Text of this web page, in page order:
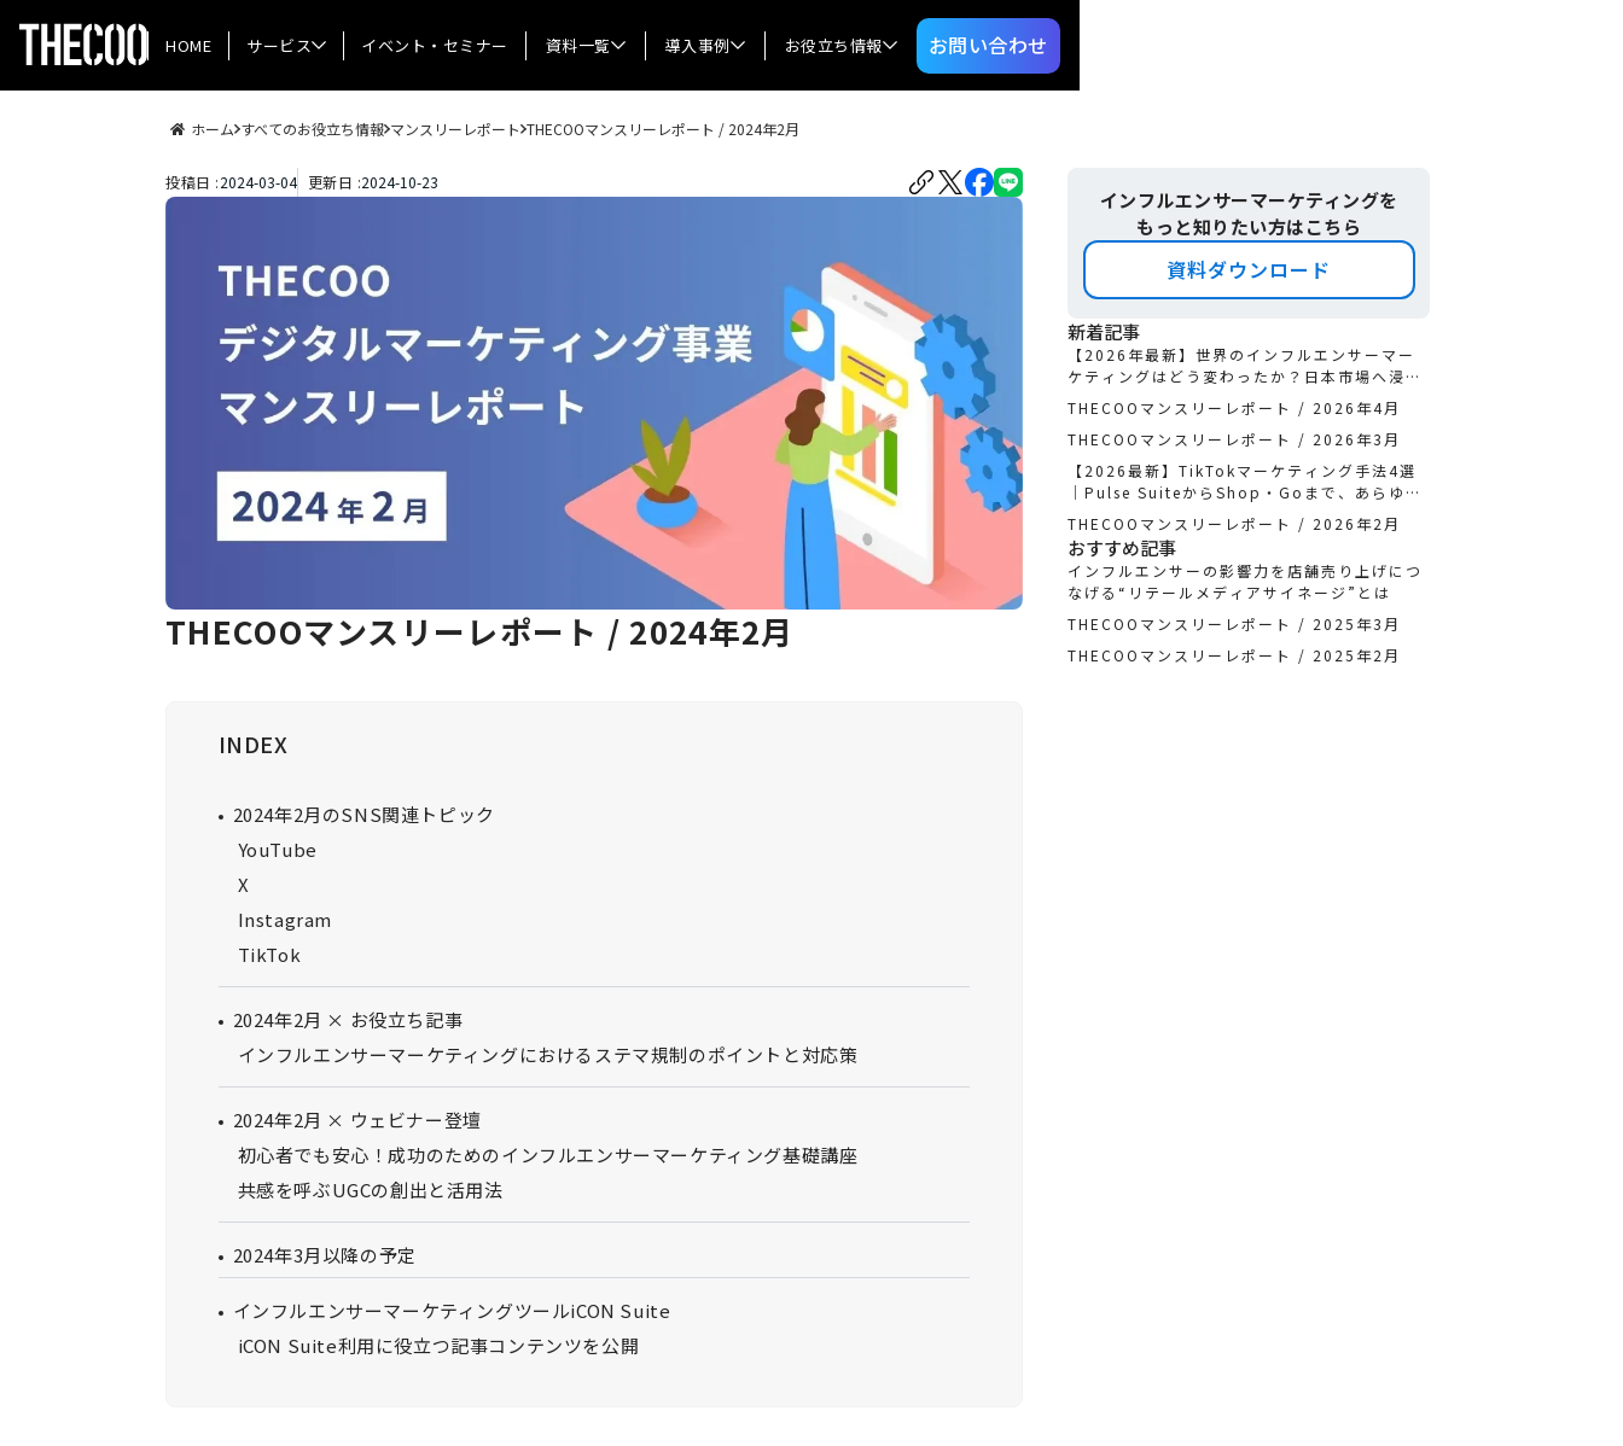
HOME サービス イベント・セミナー 資料一覧 導入事例 お役立ち情報 お問い合わせ
ホーム すべてのお役立ち情報 マンスリーレポート THECOOマンスリーレポート / 2024年2月
投稿日 :2024-03-04 更新日 :2024-10-23
THECOOマンスリーレポート / 2024年2月
INDEX
2024年2月のSNS関連トピック
YouTube
X
Instagram
TikTok
2024年2月 × お役立ち記事
インフルエンサーマーケティングにおけるステマ規制のポイントと対応策
2024年2月 × ウェビナー登壇
初心者でも安心！成功のためのインフルエンサーマーケティング基礎講座
共感を呼ぶUGCの創出と活用法
2024年3月以降の予定
インフルエンサーマーケティングツールiCON Suite
iCON Suite利用に役立つ記事コンテンツを公開
インフルエンサーマーケティングを
もっと知りたい方はこちら
資料ダウンロード
新着記事
【2026年最新】世界のインフルエンサーマー
ケティングはどう変わったか？日本市場へ浸透
する「3つの最先端手法」と成功のロードマッ
プ
THECOOマンスリーレポート / 2026年4月
THECOOマンスリーレポート / 2026年3月
【2026最新】TikTokマーケティング手法4選
｜Pulse SuiteからShop・Goまで、あらゆる
接点で顧客を動かす攻略法徹底解説
THECOOマンスリーレポート / 2026年2月
おすすめ記事
インフルエンサーの影響力を店舗売り上げにつ
なげる“リテールメディアサイネージ”とは
THECOOマンスリーレポート / 2025年3月
THECOOマンスリーレポート / 2025年2月